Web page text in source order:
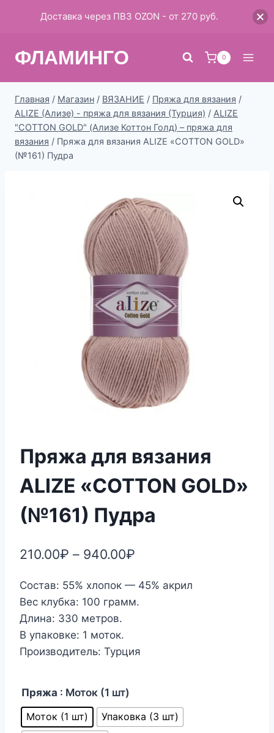
ФЛАМИНГО 0
Главная / Магазин / ВЯЗАНИЕ / Пряжа для вязания /
ALIZE (Ализе) - пряжа для вязания (Турция) / ALIZE
"COTTON GOLD" (Ализе Коттон Голд) – пряжа для
вязания / Пряжа для вязания ALIZE «COTTON GOLD»
(№161) Пудра
Пряжа для вязания
ALIZE «COTTON GOLD»
(№161) Пудра
210.00₽ – 940.00₽
Состав: 55% хлопок — 45% акрил
Вес клубка: 100 грамм.
Длина: 330 метров.
В упаковке: 1 моток.
Производитель: Турция
Пряжа : Моток (1 шт)
Моток (1 шт)
Упаковка (3 шт)
Доставка через ПВЗ OZON - от 270 руб.